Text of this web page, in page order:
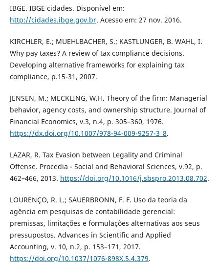
IBGE. IBGE cidades. Disponível em:
http://cidades.ibge.gov.br. Acesso em: 27 nov. 2016.
KIRCHLER, E.; MUEHLBACHER, S.; KASTLUNGER, B. WAHL, I.
Why pay taxes? A review of tax compliance decisions.
Developing alternative frameworks for explaining tax
compliance, p.15-31, 2007.
JENSEN, M.; MECKLING, W.H. Theory of the firm: Managerial
behavior, agency costs, and ownership structure. Journal of
Financial Economics, v.3, n.4, p. 305–360, 1976.
https://dx.doi.org/10.1007/978-94-009-9257-3_8.
LAZAR, R. Tax Evasion between Legality and Criminal
Offense. Procedia - Social and Behavioral Sciences, v.92, p.
462–466, 2013. https://doi.org/10.1016/j.sbspro.2013.08.702.
LOURENÇO, R. L.; SAUERBRONN, F. F. Uso da teoria da
agência em pesquisas de contabilidade gerencial:
premissas, limitações e formulações alternativas aos seus
pressupostos. Advances in Scientific and Applied
Accounting, v. 10, n.2, p. 153–171, 2017.
https://doi.org/10.1037/1076-898X.5.4.379.